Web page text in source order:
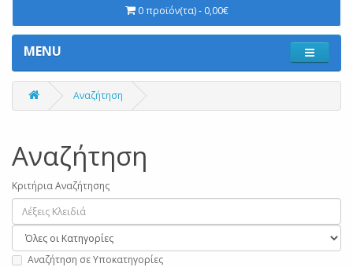
0 προϊόν(τα) - 0,00€
MENU
Αναζήτηση
Αναζήτηση
Κριτήρια Αναζήτησης
Αναζήτηση σε Υποκατηγορίες